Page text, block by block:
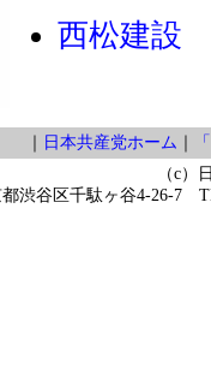
西松建設
日本共産党ホーム
（c）
渋谷区千駄ヶ谷4-26-7